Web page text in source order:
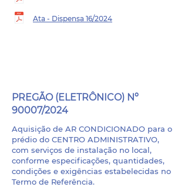
Ata - Dispensa 16/2024
PREGÃO (ELETRÔNICO) Nº
90007/2024
Aquisição de AR CONDICIONADO para o
prédio do CENTRO ADMINISTRATIVO,
com serviços de instalação no local,
conforme especificações, quantidades,
condições e exigências estabelecidas no
Termo de Referência.